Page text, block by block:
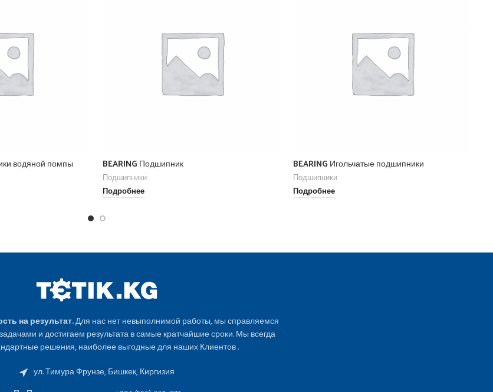
водяной помпы BEARING Подшипник
Подшипники
Подробнее
BEARING Игольчатые подшипники
Подшипники
Подробнее
на результат.Для нас нет невыполнимой работы, мы справляемся
и достигаем результата в самые кратчайшие сроки. Мы всегда
решения, наиболее выгодные для наших Клиентов .
ул. Тимура Фрунзе, Бишкек, Киргизия